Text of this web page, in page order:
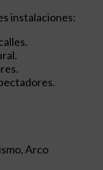
instalaciones:
Arco